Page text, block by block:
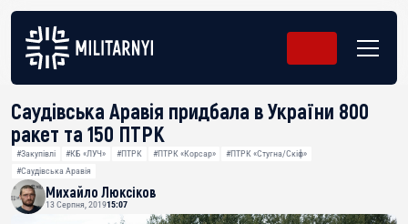
Саудівська Аравія придбала в України 800
ракет та 150 ПТРК
#Закупівлі #КБ «ЛУЧ» #ПТРК #ПТРК «Корсар»
#ПТРК «Стугна/Скіф»
#Саудівська Аравія
Михайло Люксіков
13 Серпня, 201915:07